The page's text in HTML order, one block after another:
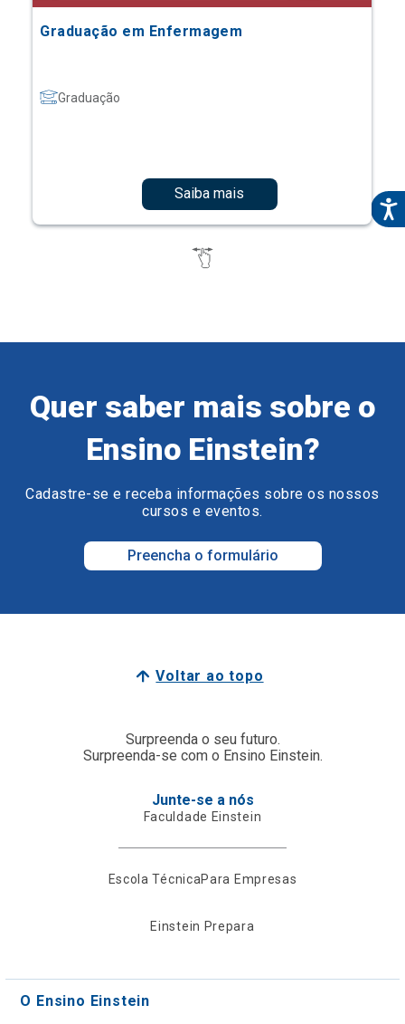
Graduação em Enfermagem
Graduação
Saiba mais
Quer saber mais sobre o
Ensino Einstein?
Cadastre-se e receba informações sobre os nossos
cursos e eventos.
Preencha o formulário
Voltar ao topo
Surpreenda o seu futuro.
Surpreenda-se com o Ensino Einstein.
Junte-se a nós
Faculdade Einstein
Escola TécnicaPara Empresas
Einstein Prepara
O Ensino Einstein